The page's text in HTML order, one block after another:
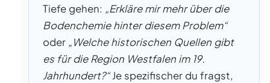
Tiefe gehen: „Erkläre mir mehr über die
Bodenchemie hinter diesem Problem“
oder „Welche historischen Quellen gibt
es für die Region Westfalen im 19.
Jahrhundert?“Je spezifischer du fragst,